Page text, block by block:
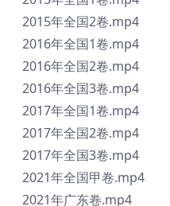
2015年全国2卷.mp4
2016年全国1卷.mp4
2016年全国2卷.mp4
2016年全国3卷.mp4
2017年全国1卷.mp4
2017年全国2卷.mp4
2017年全国3卷.mp4
2021年全国甲卷.mp4
2021年广东卷.mp4